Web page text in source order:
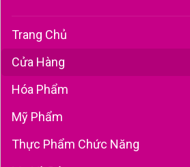
Trang Chủ
Cửa Hàng
Hóa Phẩm
Mỹ Phẩm
Thực Phẩm Chức Năng